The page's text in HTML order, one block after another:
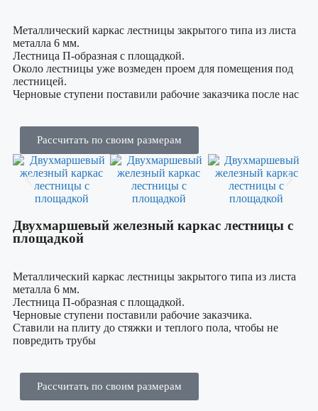
Металлический каркас лестницы закрытого типа из листа
металла 6 мм.
Лестница П-образная с площадкой.
Около лестницы уже возмеден проем для помещения под
лестницей.
Черновые ступени поставили рабочие заказчика после нас
Рассчитать по своим размерам
Двухмаршевый железный каркас лестницы с
площадкой
Металлический каркас лестницы закрытого типа из листа
металла 6 мм.
Лестница П-образная с площадкой.
Черновые ступени поставили рабочие заказчика.
Ставили на плиту до стяжки и теплого пола, чтобы не
повредить трубы
Рассчитать по своим размерам